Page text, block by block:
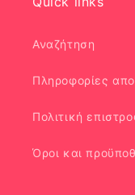
Αναζήτηση
Πληροφορίες
Πολιτική
Όροι και